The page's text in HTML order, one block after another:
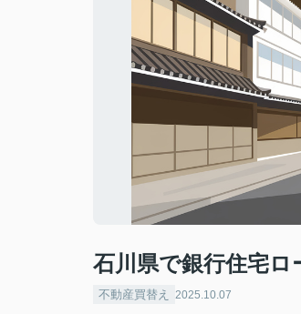
石川県で銀行住宅
不動産買替え 2025.10.07